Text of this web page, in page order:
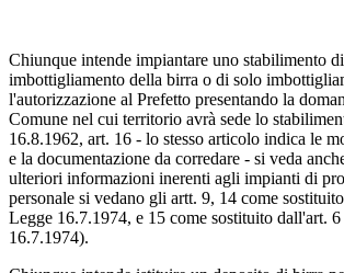
Chiunque intende impiantare uno stabilimento
imbottigliamento della birra o di solo
l'autorizzazione al Prefetto presentando la
Comune nel cui territorio avrà sede lo
16.8.1962, art. 16 - lo stesso articolo indica le
e la documentazione da corredare - si veda
ulteriori informazioni inerenti agli impianti di
personale si vedano gli artt. 9, 14 come
Legge 16.7.1974, e 15 come sostituito dall'art.
16.7.1974).